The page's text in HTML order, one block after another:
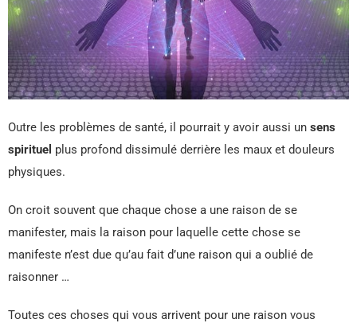
Outre les problèmes de santé, il pourrait y avoir aussi un sens
spirituel plus profond dissimulé derrière les maux et douleurs
physiques.
On croit souvent que chaque chose a une raison de se
manifester, mais la raison pour laquelle cette chose se
manifeste n’est due qu’au fait d’une raison qui a oublié de
raisonner …
Toutes ces choses qui vous arrivent pour une raison vous